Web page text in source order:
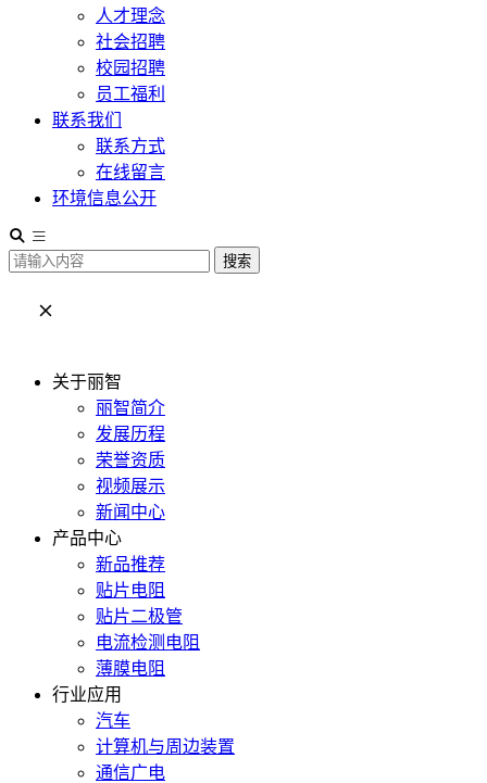
人才理念
社会招聘
校园招聘
员工福利
联系我们
联系方式
在线留言
环境信息公开
搜索
关于丽智
丽智简介
发展历程
荣誉资质
视频展示
新闻中心
产品中心
新品推荐
贴片电阻
贴片二极管
电流检测电阻
薄膜电阻
行业应用
汽车
计算机与周边装置
通信广电